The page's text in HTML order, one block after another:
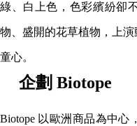
綠、白上色，色彩繽紛卻
物、盛開的花草植物，上
童心。
企劃 Biotope
Biotope 以歐洲商品為中心